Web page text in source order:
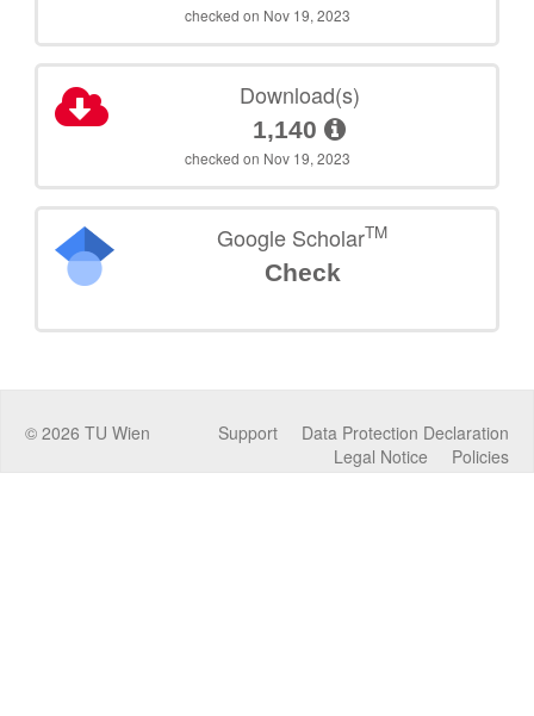
checked on Nov 19, 2023
Download(s)
1,140
checked on Nov 19, 2023
Google ScholarTM
Check
© 2026 TU Wien Data Protection Declaration
Support
Policies
Legal Notice